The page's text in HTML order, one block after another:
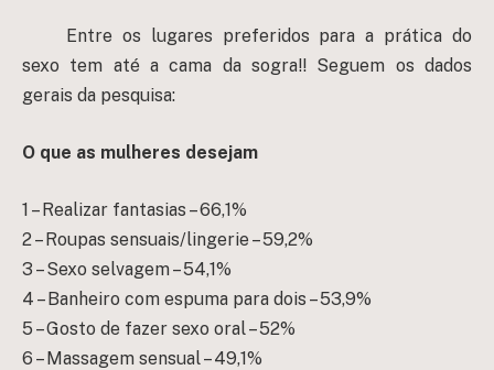
Entre os lugares preferidos para a prática do
sexo tem até a cama da sogra!! Seguem os dados
gerais da pesquisa:
O que as mulheres desejam
1 – Realizar fantasias – 66,1%
2 – Roupas sensuais/lingerie – 59,2%
3 – Sexo selvagem – 54,1%
4 – Banheiro com espuma para dois – 53,9%
5 – Gosto de fazer sexo oral – 52%
6 – Massagem sensual – 49,1%